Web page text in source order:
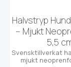
Halvstryp
– Mjukt
5,5
Svensktillverkat
mjukt